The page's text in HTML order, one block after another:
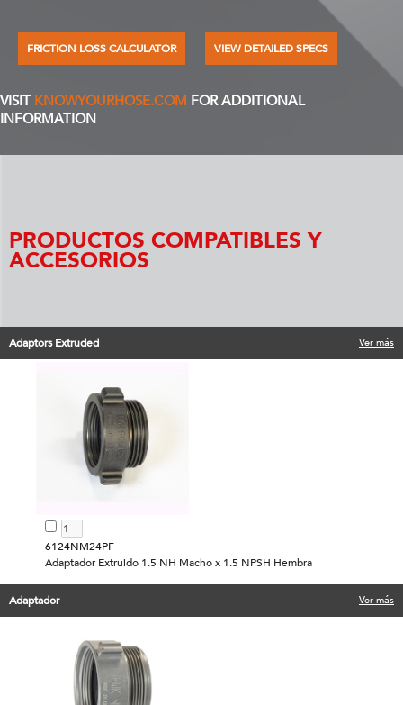
FRICTION LOSS CALCULATOR VIEW DETAILED SPECS
VISIT KNOWYOURHOSE.COM FOR ADDITIONAL
INFORMATION
PRODUCTOS COMPATIBLES Y
ACCESORIOS
Adaptors Extruded Ver más
6124NM24PF
Adaptador Extruido 1.5 NH Macho x 1.5 NPSH Hembra
Adaptador Ver más